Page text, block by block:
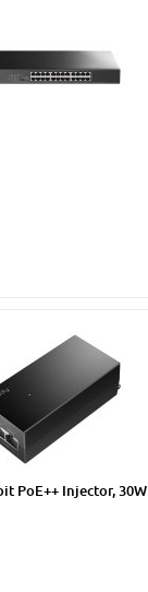
PoE++ Injector, 30W